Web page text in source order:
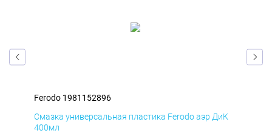
Ferodo 1981152896
Смазка универсальная пластика Ferodo аэр ДиК
400мл